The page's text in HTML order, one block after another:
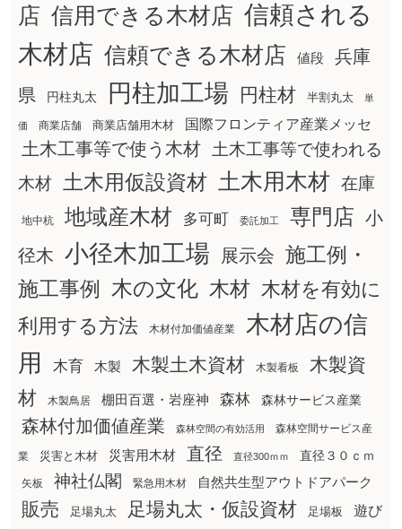
店 信用できる木材店 信頼される
木材店 信頼できる木材店 値段
兵庫
県
円柱丸太 円柱加工場 円柱材 半割丸太 単
価 商業店舗 商業店舗用木材 国際フロンティア産業メッセ
土木工事等で使う木材
土木工事等で使われる
木材
土木用仮設資材 土木用木材 在庫
地中杭 地域産木材 多可町 委託加工 専門店 小
径木 小径木加工場 展示会 施工例・
施工事例
木の文化 木材 木材を有効に
利用する方法
木材付加価値産業
木材店の信
用
木育 木製 木製土木資材 木製看板
木製資
材
木製鳥居 棚田百選・岩座神 森林 森林サービス産業
森林付加価値産業 森林空間の有効活用 森林空間サービス産
業 災害と木材 災害用木材 直径 直径300ｍｍ 直径３０ｃｍ
矢板 神社仏閣 緊急用木材 自然共生型アウトドアパーク
販売 足場丸太 足場丸太・仮設資材 足場板 遊び